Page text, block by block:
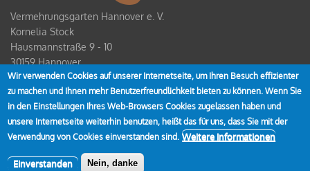
Vermehrungsgarten Hannover e. V.
Kornelia Stock
Hausmannstraße 9 - 10
30159 Hannover
Spendenkonto
IBAN DE80 2519 0001 0928 4354 00
Wir verwenden Cookies auf unserer Internetseite, um Ihren Besuch effizienter
zu machen und Ihnen mehr Benutzerfreundlichkeit bieten zu können. Wenn Sie
in den Einstellungen Ihres Web-Browsers Cookies zugelassen haben und
unsere Internetseite weiterhin benutzen, heißt das für uns, dass Sie mit der
Verwendung von Cookies einverstanden sind. Weitere Informationen
Einverstanden Nein, danke